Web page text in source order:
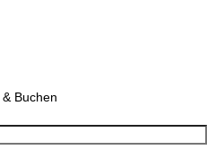
Buchen